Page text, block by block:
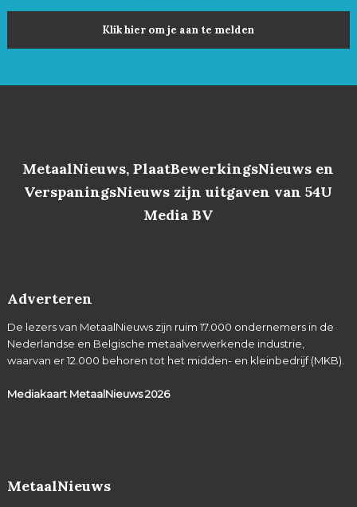
Klik hier om je aan te melden
MetaalNieuws, PlaatBewerkingsNieuws en
VerspaningsNieuws zijn uitgaven van 54U
Media BV
Adverteren
De lezers van MetaalNieuws zijn ruim 17.000 ondernemers in de
Nederlandse en Belgische metaalverwerkende industrie,
waarvan er 12.000 behoren tot het midden- en kleinbedrijf (MKB).
Mediakaart MetaalNieuws2026
MetaalNieuws